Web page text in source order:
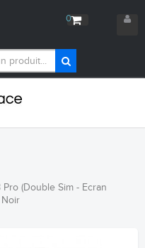
0
(Double Sim - Ecran
Noir